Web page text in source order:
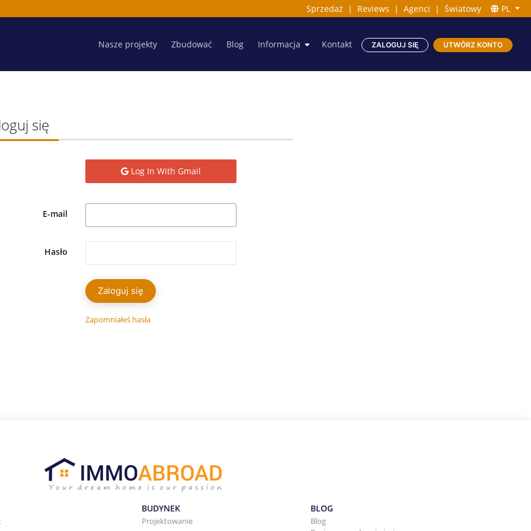
Sprzedaż | Reviews | Agenci | Światowy PL
Nasze projekty Zbudować Blog Informacja Kontakt ZALOGUJ SIĘ UTWÓRZ KONTO
się
Log In With Gmail
E-mail
Hasło
Zaloguj się
Zapomniałeś hasła
BUDYNEK
Projektowanie
BLOG
Blog